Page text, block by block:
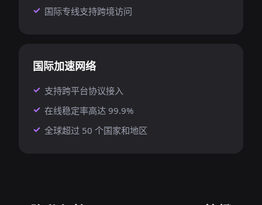
国际专线支持跨境访问
国际加速网络
支持跨平台协议接入
在线稳定率高达 99.9%
全球超过 50 个国家和地区